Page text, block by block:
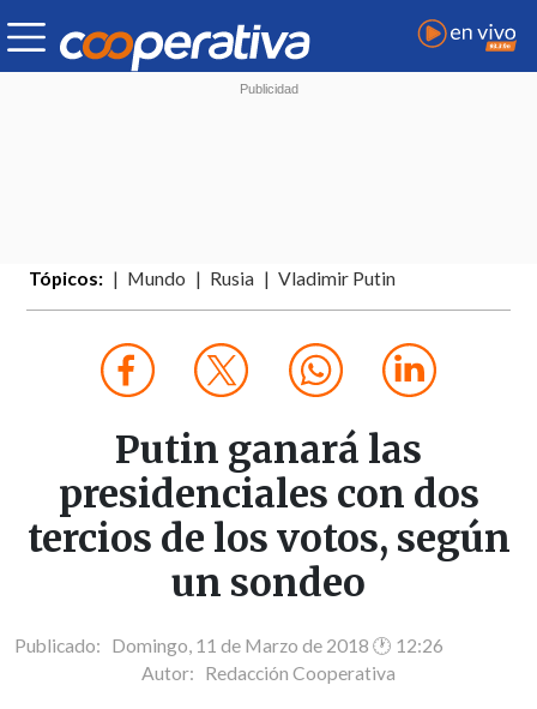
Tópicos: Mundo Rusia Vladimir Putin
Putin ganará las
presidenciales con dos
tercios de los votos, según
un sondeo
Publicado: Domingo, 11 de Marzo de 2018 🕐 12:26
Autor: Redacción Cooperativa